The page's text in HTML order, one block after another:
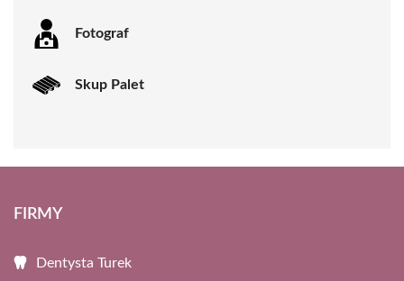
Fotograf
Skup Palet
FIRMY
Dentysta Turek